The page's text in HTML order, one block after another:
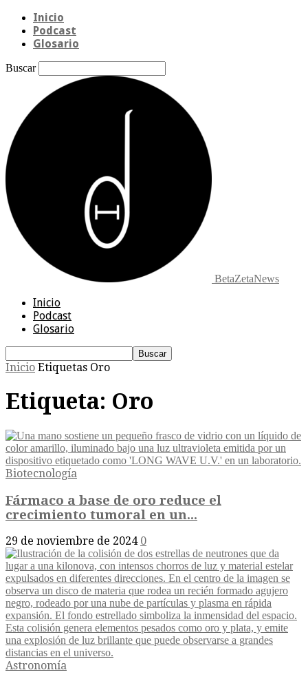
Inicio
Podcast
Glosario
Buscar
BetaZetaNews
Inicio
Podcast
Glosario
Inicio Etiquetas Oro
Etiqueta: Oro
Biotecnología
Fármaco a base de oro reduce el
crecimiento tumoral en un...
29 de noviembre de 2024 0
Astronomía